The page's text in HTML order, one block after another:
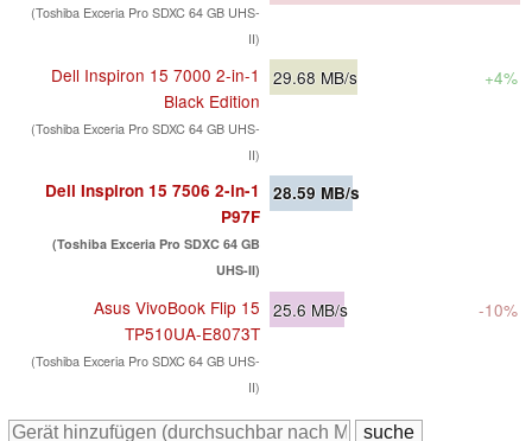
(Toshiba Exceria Pro SDXC 64 GB UHS-
II)
Dell Inspiron 15 7000 2-in-1
Black Edition
(Toshiba Exceria Pro SDXC 64 GB UHS-
II)
29.68 MB/s +4%
Dell Inspiron 15 7506 2-in-1
P97F
(Toshiba Exceria Pro SDXC 64 GB
UHS-II)
28.59 MB/s
Asus VivoBook Flip 15
TP510UA-E8073T
(Toshiba Exceria Pro SDXC 64 GB UHS-
II)
25.6 MB/s -10%